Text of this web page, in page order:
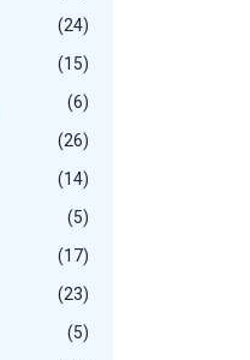
(24)
(15)
(6)
(26)
(14)
(5)
(17)
(23)
(5)